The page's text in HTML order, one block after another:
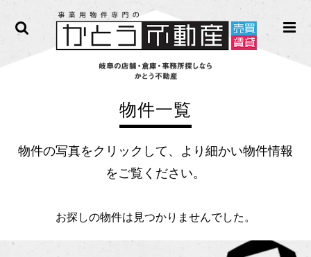
物件一覧
物件の写真をクリックして、より細かい物件情報
をご覧ください。
お探しの物件は見つかりませんでした。